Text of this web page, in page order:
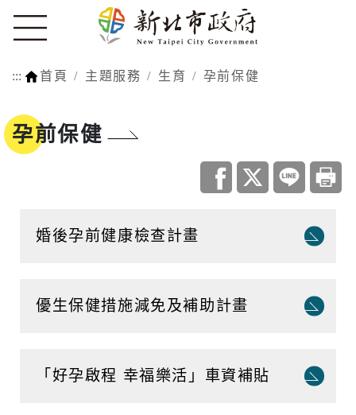
::: 首頁 主題服務 生育 孕前保健
孕前保健
婚後孕前健康檢查計畫
優生保健措施減免及補助計畫
「好孕啟程 幸福樂活」車資補貼